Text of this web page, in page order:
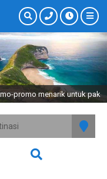
untuk paket tour